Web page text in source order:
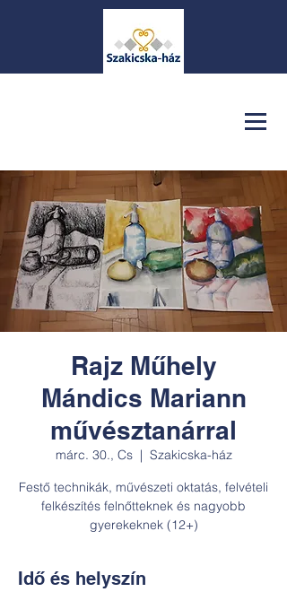
Rajz Műhely
Mándics Mariann
művésztanárral
márc. 30., Cs
  |
Szakicska-ház
Festő technikák, művészeti oktatás, felvételi
felkészítés felnőtteknek és nagyobb
gyerekeknek (12+)
Idő és helyszín